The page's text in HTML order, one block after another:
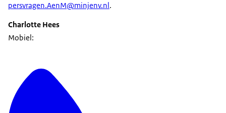
persvragen.AenM@minjenv.nl .
Charlotte Hees
Mobiel: